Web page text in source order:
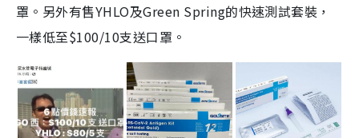
罩。另外有售YHLO及Green Spring的快速測試套裝，
一樣低至$100/10支送口罩。